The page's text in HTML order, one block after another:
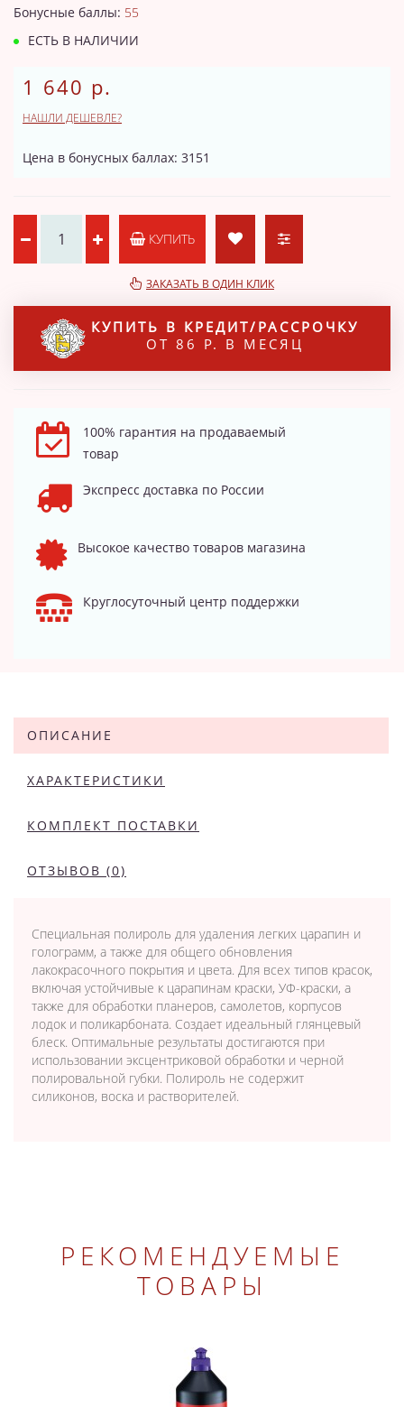
Бонусные баллы: 55
ЕСТЬ В НАЛИЧИИ
1 640 р.
НАШЛИ ДЕШЕВЛЕ?
Цена в бонусных баллах: 3151
КУПИТЬ
ЗАКАЗАТЬ В ОДИН КЛИК
КУПИТЬ В КРЕДИТ/РАССРОЧКУ
ОТ 86 Р. В МЕСЯЦ
100% гарантия на продаваемый
товар
Экспресс доставка по России
Высокое качество товаров магазина
Круглосуточный центр поддержки
ОПИСАНИЕ
ХАРАКТЕРИСТИКИ
КОМПЛЕКТ ПОСТАВКИ
ОТЗЫВОВ (0)
Специальная полироль для удаления легких царапин и
голограмм, а также для общего обновления
лакокрасочного покрытия и цвета. Для всех типов красок,
включая устойчивые к царапинам краски, УФ-краски, а
также для обработки планеров, самолетов, корпусов
лодок и поликарбоната. Создает идеальный глянцевый
блеск. Оптимальные результаты достигаются при
использовании эксцентриковой обработки и черной
полировальной губки. Полироль не содержит
силиконов, воска и растворителей.
РЕКОМЕНДУЕМЫЕ
ТОВАРЫ